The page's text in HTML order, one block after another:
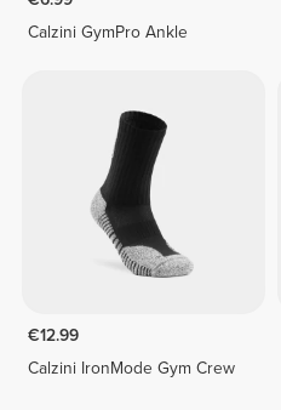
Calzini GymPro Ankle
€12.99
Calzini IronMode Gym Crew